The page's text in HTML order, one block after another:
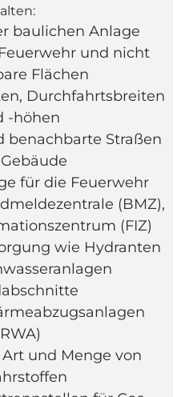
baulichen Anlage
und nicht
Flächen
Durchfahrtsbreiten
-höhen
benachbarte Straßen
für die Feuerwehr
(BMZ),
(FIZ)
wie Hydranten
und Menge von